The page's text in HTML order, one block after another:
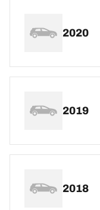
2020
2019
2018